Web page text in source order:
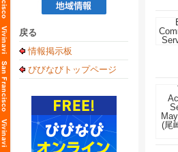
戻る
情報掲示板
びびなびトップページ